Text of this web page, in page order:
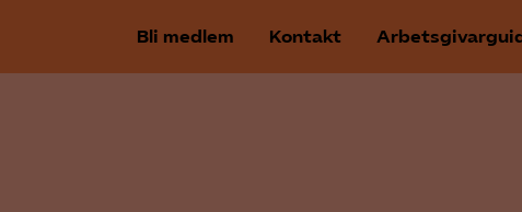
Bli medlem Kontakt